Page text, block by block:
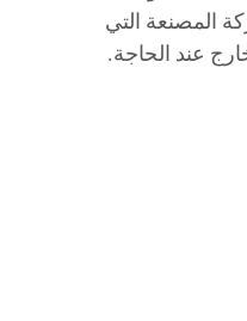
المصنعة التي